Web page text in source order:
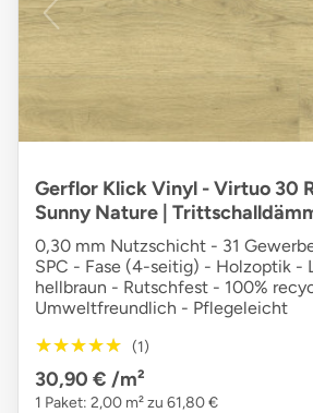
Gerflor Klick Vinyl - Virtuo 30
Sunny Nature |
0,30 mm Nutzschicht - 31
SPC - Fase (4-seitig) - Holzoptik -
hellbraun - Rutschfest - 100%
Umweltfreundlich - Pflegeleicht
★★★★★
★★★★★ (1)
30,90 € /m²
1 Paket: 2,00 m² zu 61,80 €